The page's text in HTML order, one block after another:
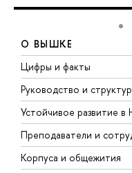
О ВЫШКЕ
Цифры и факты
Руководство и
Устойчивое развитие
Преподаватели и
Корпуса и общежития